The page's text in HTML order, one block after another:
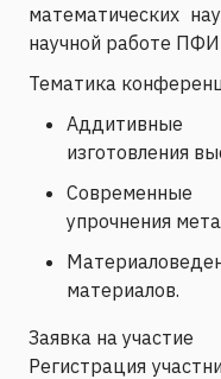
математических
научной работе
Тематика
Аддитивные
изготовления
Современные
упрочнения
материалов.
Заявка на участие
Регистрация